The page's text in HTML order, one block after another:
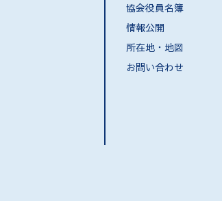
協会役員名簿
情報公開
所在地・地図
お問い合わせ